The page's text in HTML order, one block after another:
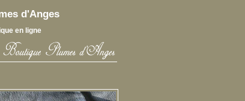
d'Anges
en ligne